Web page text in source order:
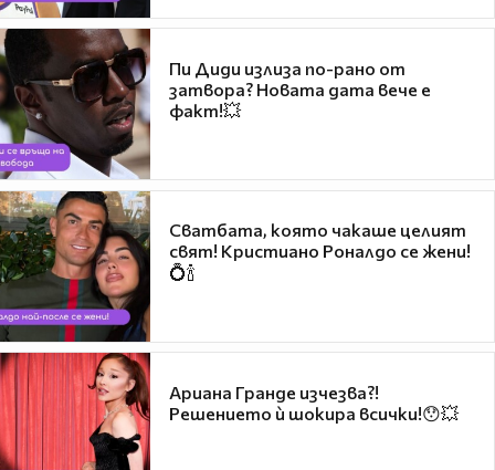
Пи Диди излиза по-рано от
затвора? Новата дата вече е
факт!💥
Сватбата, която чакаше целият
свят! Кристиано Роналдо се жени!
💍🍾
Ариана Гранде изчезва?!
Решението ѝ шокира всички!😯💥